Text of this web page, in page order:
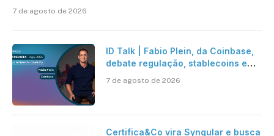
7 de agosto de 2026
ID Talk | Fabio Plein, da Coinbase,
debate regulação, stablecoins e
risco onchain
7 de agosto de 2026
Certifica&Co vira Syngular e busca